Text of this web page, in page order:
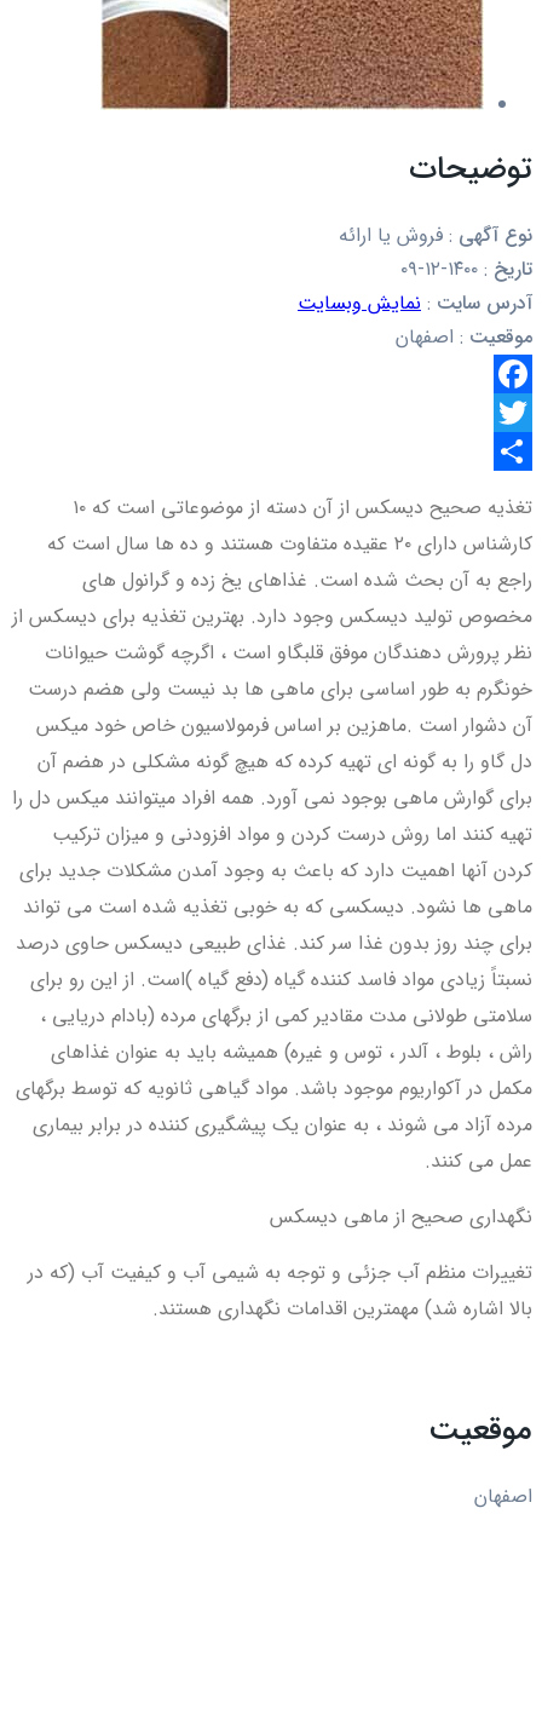
توضیحات
نوع آگهی : فروش یا ارائه
تاریخ :
آدرس سایت : نمایش وبسایت
موقعیت : اصفهان
Facebook
Twitter
گذاری
تغذیه صحیح دیسکس از آن دسته از موضوعاتی است که ۱۰
کارشناس دارای ۲۰ عقیده متفاوت هستند و ده ها سال است که
راجع به آن بحث شده است. غذاهای یخ زده و گرانول های
مخصوص تولید دیسکس وجود دارد. بهترین تغذیه برای دیسکس از
نظر پرورش دهندگان موفق قلبگاو است ، اگرچه گوشت حیوانات
خونگرم به طور اساسی برای ماهی ها بد نیست ولی هضم درست
آن دشوار است .ماهزین بر اساس فرمولاسیون خاص خود میکس
دل گاو را به گونه ای تهیه کرده که هیچ گونه مشکلی در هضم آن
برای گوارش ماهی بوجود نمی آورد. همه افراد میتوانند میکس دل را
تهیه کنند اما روش درست کردن و مواد افزودنی و میزان ترکیب
کردن آنها اهمیت دارد که باعث به وجود آمدن مشکلات جدید برای
ماهی ها نشود. دیسکسی که به خوبی تغذیه شده است می تواند
برای چند روز بدون غذا سر کند. غذای طبیعی دیسکس حاوی درصد
نسبتاً زیادی مواد فاسد کننده گیاه (دفع گیاه )است. از این رو برای
سلامتی طولانی مدت مقادیر کمی از برگهای مرده (بادام دریایی ،
راش ، بلوط ، آلدر ، توس و غیره) همیشه باید به عنوان غذاهای
مکمل در آکواریوم موجود باشد. مواد گیاهی ثانویه که توسط برگهای
مرده آزاد می شوند ، به عنوان یک پیشگیری کننده در برابر بیماری
عمل می کنند.
نگهداری صحیح از ماهی دیسکس
تغییرات منظم آب جزئی و توجه به شیمی آب و کیفیت آب (که در
بالا اشاره شد) مهمترین اقدامات نگهداری هستند.
موقعیت
اصفهان